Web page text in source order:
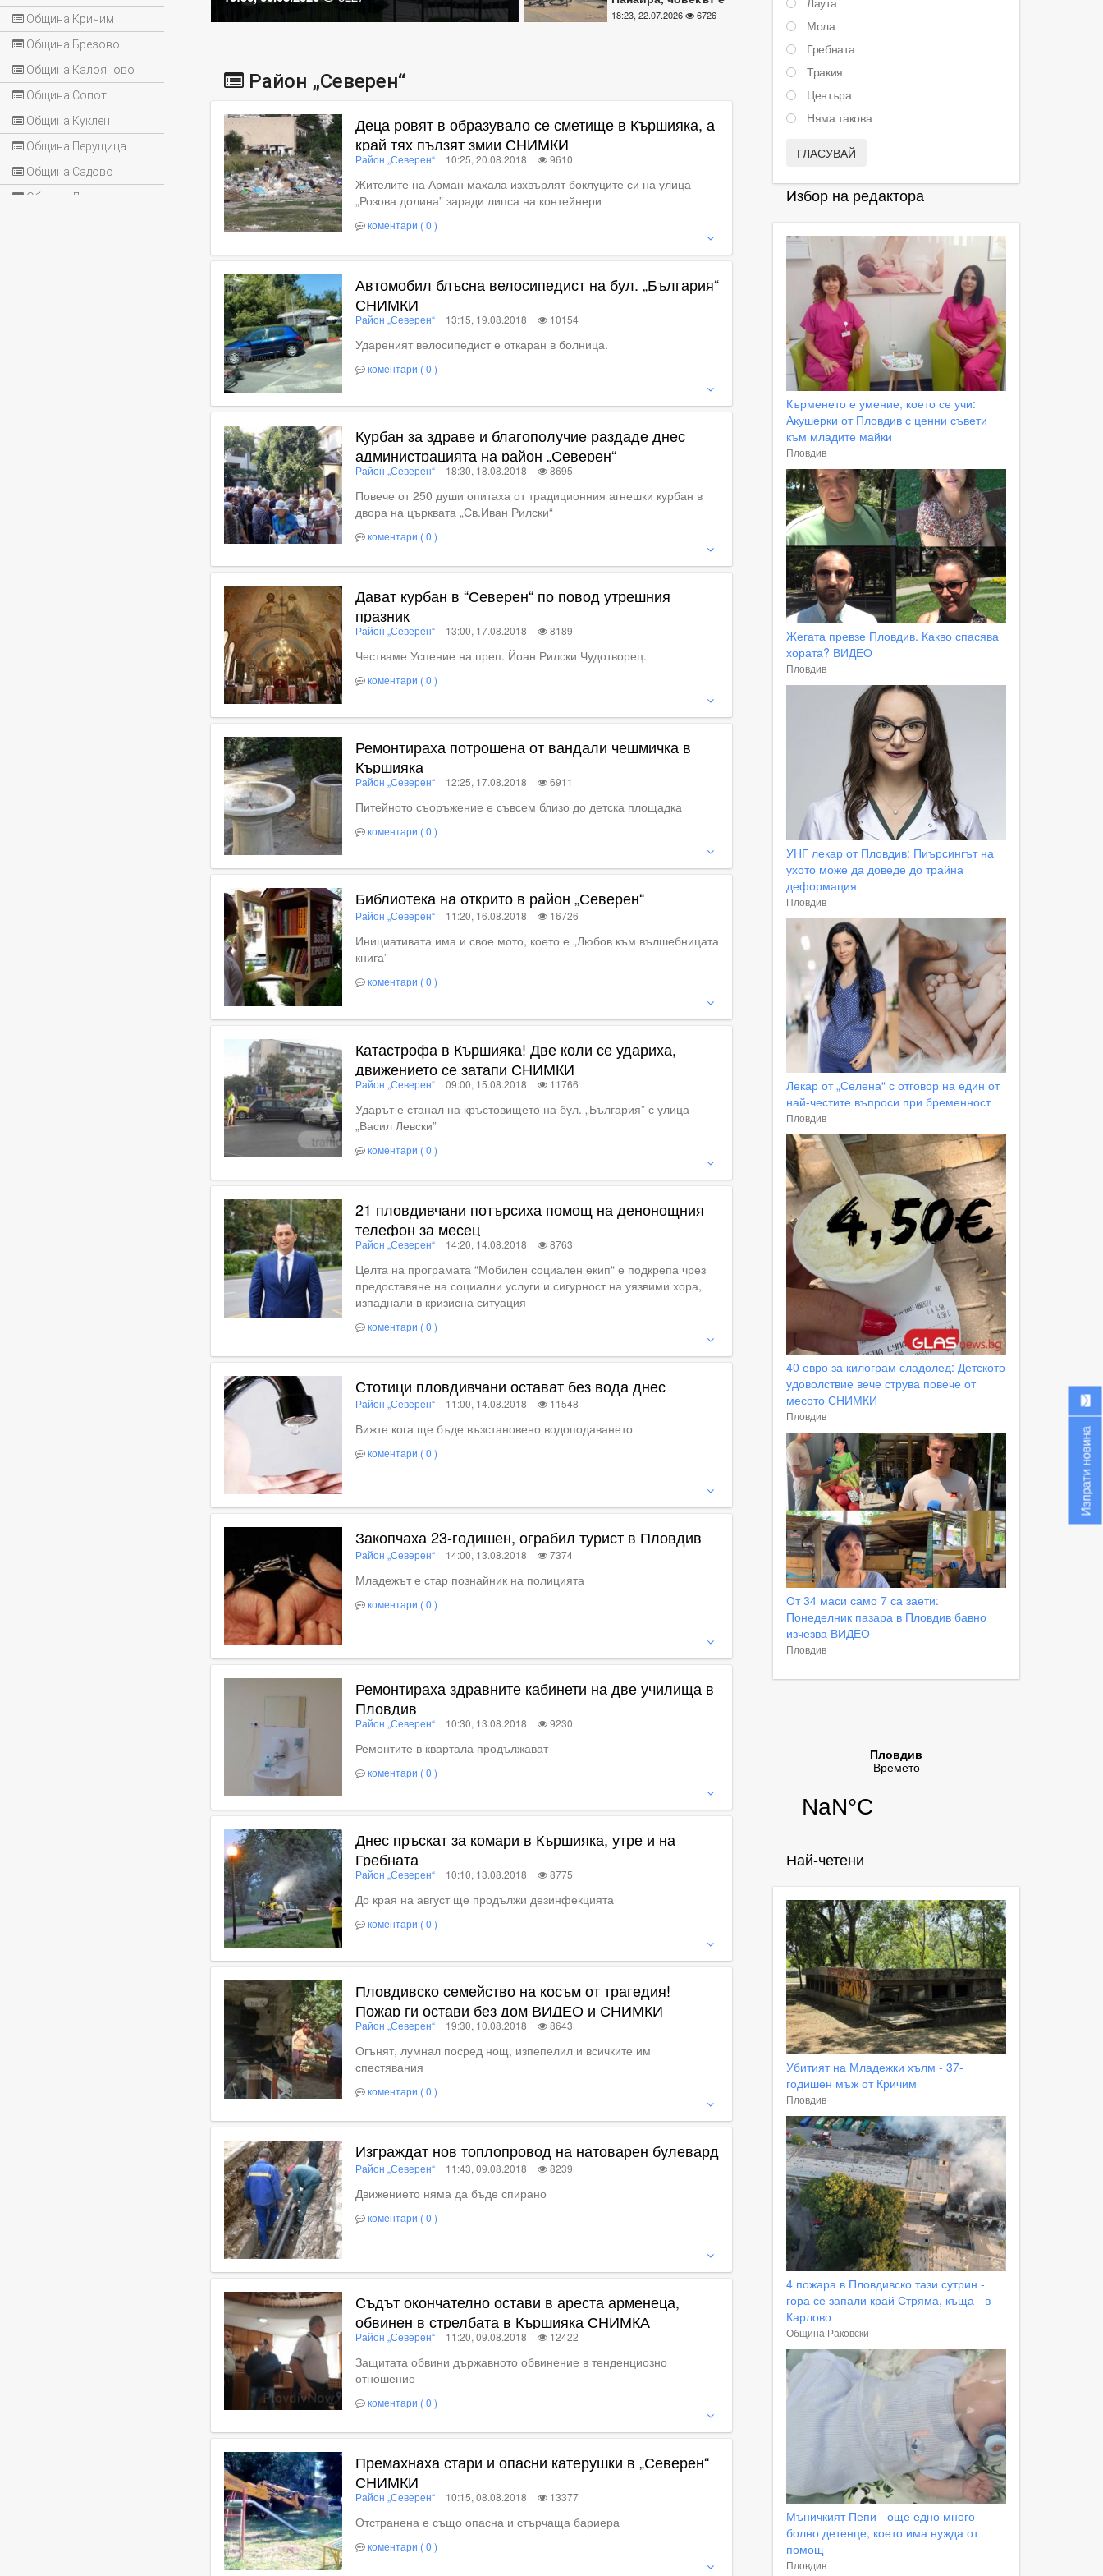
Община Кричим
Община Брезово
Община Калояново
Община Сопот
Община Куклен
Община Перущица
Община Садово
Община Лъки
паднал и си е
глътнал езика
18:23, 22.07.2026 6726
Район „Северен“
Деца ровят в образувало се сметище в Кършияка, а
край тях пълзят змии СНИМКИ
Район „Северен“ 10:25, 20.08.2018 9610
Жителите на Арман махала изхвърлят боклуците си на улица
„Розова долина” заради липса на контейнери
коментари ( 0 )
Автомобил блъсна велосипедист на бул. „България“
СНИМКИ
Район „Северен“ 13:15, 19.08.2018 10154
Удареният велосипедист е откаран в болница.
коментари ( 0 )
Курбан за здраве и благополучие раздаде днес
администрацията на район „Северен“
Район „Северен“ 18:30, 18.08.2018 8695
Повече от 250 души опитаха от традиционния агнешки курбан в
двора на църквата „Св.Иван Рилски“
коментари ( 0 )
Дават курбан в “Северен“ по повод утрешния
празник
Район „Северен“ 13:00, 17.08.2018 8189
Честваме Успение на преп. Йоан Рилски Чудотворец.
коментари ( 0 )
Ремонтираха потрошена от вандали чешмичка в
Кършияка
Район „Северен“ 12:25, 17.08.2018 6911
Питейното съоръжение е съвсем близо до детска площадка
коментари ( 0 )
Библиотека на открито в район „Северен“
Район „Северен“ 11:20, 16.08.2018 16726
Инициативата има и свое мото, което е „Любов към вълшебницата
книга”
коментари ( 0 )
Катастрофа в Кършияка! Две коли се удариха,
движението се затапи СНИМКИ
Район „Северен“ 09:00, 15.08.2018 11766
Ударът е станал на кръстовището на бул. „България” с улица
„Васил Левски”
коментари ( 0 )
21 пловдивчани потърсиха помощ на денонощния
телефон за месец
Район „Северен“ 14:20, 14.08.2018 8763
Целта на програмата “Мобилен социален екип“ е подкрепа чрез
предоставяне на социални услуги и сигурност на уязвими хора,
изпаднали в кризисна ситуация
коментари ( 0 )
Стотици пловдивчани остават без вода днес
Район „Северен“ 11:00, 14.08.2018 11548
Вижте кога ще бъде възстановено водоподаването
коментари ( 0 )
Закопчаха 23-годишен, ограбил турист в Пловдив
Район „Северен“ 14:00, 13.08.2018 7374
Младежът е стар познайник на полицията
коментари ( 0 )
Ремонтираха здравните кабинети на две училища в
Пловдив
Район „Северен“ 10:30, 13.08.2018 9230
Ремонтите в квартала продължават
коментари ( 0 )
Днес пръскат за комари в Кършияка, утре и на
Гребната
Район „Северен“ 10:10, 13.08.2018 8775
До края на август ще продължи дезинфекцията
коментари ( 0 )
Пловдивско семейство на косъм от трагедия!
Пожар ги остави без дом ВИДЕО и СНИМКИ
Район „Северен“ 19:30, 10.08.2018 8643
Огънят, лумнал посред нощ, изпепелил и всичките им
спестявания
коментари ( 0 )
Изграждат нов топлопровод на натоварен булевард
Район „Северен“ 11:43, 09.08.2018 8239
Движението няма да бъде спирано
коментари ( 0 )
Съдът окончателно остави в ареста арменеца,
обвинен в стрелбата в Кършияка СНИМКА
Район „Северен“ 11:20, 09.08.2018 12422
Защитата обвини държавното обвинение в тенденциозно
отношение
коментари ( 0 )
Премахнаха стари и опасни катерушки в „Северен“
СНИМКИ
Район „Северен“ 10:15, 08.08.2018 13377
Отстранена е също опасна и стърчаща бариера
коментари ( 0 )
Мола
Гребната
Тракия
Центъра
Няма такова
ГЛАСУВАЙ
Избор на редактора
Кърменето е умение, което се учи:
Акушерки от Пловдив с ценни съвети
към младите майки
Пловдив
Жегата превзе Пловдив. Какво спасява
хората? ВИДЕО
Пловдив
УНГ лекар от Пловдив: Пиърсингът на
ухото може да доведе до трайна
деформация
Пловдив
Лекар от „Селена“ с отговор на един от
най-честите въпроси при бременност
Пловдив
40 евро за килограм сладолед: Детското
удоволствие вече струва повече от
месото СНИМКИ
Пловдив
От 34 маси само 7 са заети:
Понеделник пазара в Пловдив бавно
изчезва ВИДЕО
Пловдив
Най-четени
Убитият на Младежки хълм - 37-
годишен мъж от Кричим
Пловдив
4 пожара в Пловдивско тази сутрин -
гора се запали край Стряма, къща - в
Карлово
Община Раковски
Мъничкият Пепи - още едно много
болно детенце, което има нужда от
помощ
Пловдив
Изпрати новина